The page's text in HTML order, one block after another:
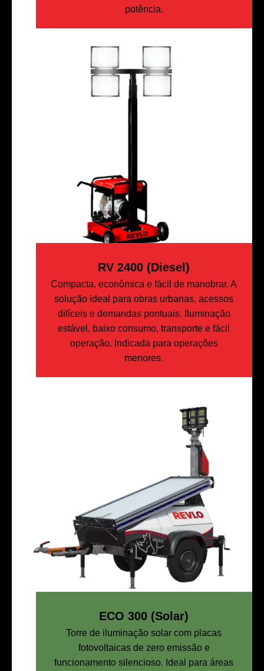
potência.
RV 2400 (Diesel)
Compacta, econômica e fácil de manobrar. A
solução ideal para obras urbanas, acessos
difíceis e demandas pontuais. Iluminação
estável, baixo consumo, transporte e fácil
operação. Indicada para operações
menores.
ECO 300 (Solar)
Torre de iluminação solar com placas
fotovoltaicas de zero emissão e
funcionamento silencioso. Ideal para áreas